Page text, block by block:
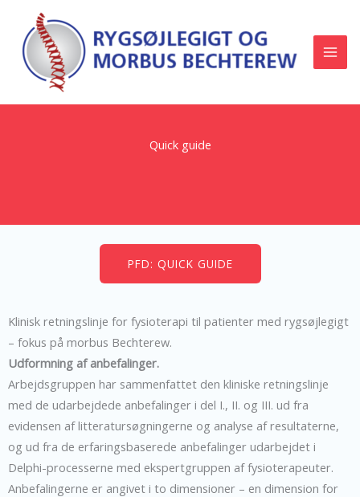
indholdet
Quick guide
PFD: QUICK GUIDE
Klinisk retningslinje for fysioterapi til patienter med rygsøjlegigt
– fokus på morbus Bechterew.
Udformning af anbefalinger.
Arbejdsgruppen har sammenfattet den kliniske retningslinje
med de udarbejdede anbefalinger i del I., II. og III. ud fra
evidensen af litteratursøgningerne og analyse af resultaterne,
og ud fra de erfaringsbaserede anbefalinger udarbejdet i
Delphi-processerne med ekspertgruppen af fysioterapeuter.
Anbefalingerne er angivet i to dimensioner – en dimension for